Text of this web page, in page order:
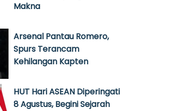
Makna
Arsenal Pantau Romero,
Spurs Terancam
Kehilangan Kapten
HUT Hari ASEAN Diperingati
8 Agustus, Begini Sejarah